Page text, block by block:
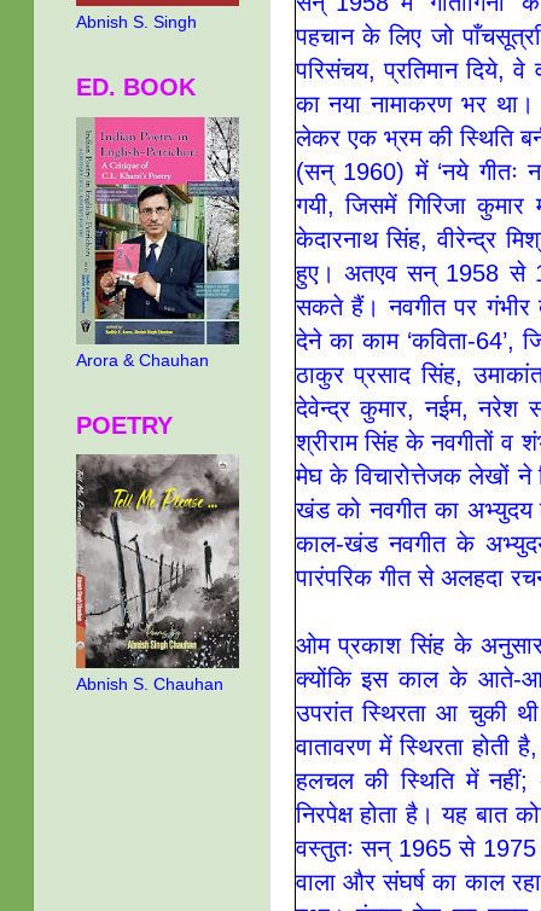
पहचान के लिए जो
परिसंचय, प्रतिमान दिये, वे
का नया नामाकरण भर
लेकर एक भ्रम की स्थिति
(सन् 1960) में ‘नये गीतः
गयी, जिसमें गिरिजा
केदारनाथ सिंह, वीरेन्द्र
हुए। अतएव सन् 1958 से
सकते हैं। नवगीत पर गंभीर
देने का काम ‘कविता-
ठाकुर प्रसाद सिंह,
देवेन्द्र कुमार, नईम, नरेश
श्रीराम सिंह के नवगीतों व
मेघ के विचारोत्तेजक लेखों
खंड को नवगीत का अभ्युदय
काल-खंड नवगीत के
पारंपरिक गीत से अलहदा
ओम प्रकाश सिंह के
क्योंकि इस काल के आते-
उपरांत स्थिरता आ चुकी
वातावरण में स्थिरता होती
हलचल की स्थिति में नहीं;
निरपेक्ष होता है। यह बात
वस्तुतः सन् 1965 से 1975
वाला और संघर्ष का काल
Abnish S. Singh
ED. BOOK
Arora & Chauhan
POETRY
Abnish S. Chauhan